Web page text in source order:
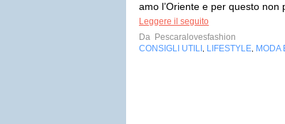
amo l’Oriente e per questo
Leggere il seguito
Da Pescaralovesfashion
CONSIGLI UTILI
LIFESTYLE MODA